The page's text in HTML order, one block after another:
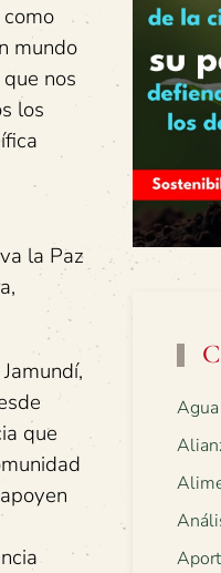
mundo
nos
los
la Paz
que
Agua